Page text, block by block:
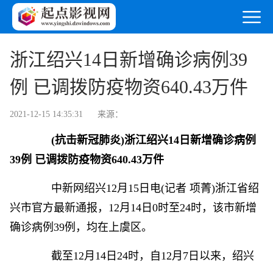
浙江绍兴14日新增确诊病例39
例 已调拨防疫物资640.43万件
2021-12-15 14:35:31 来源：
(抗击新冠肺炎)浙江绍兴14日新增确诊病例
39例 已调拨防疫物资640.43万件
中新网绍兴12月15日电(记者 项菁)浙江省绍
兴市官方最新通报，12月14日0时至24时，该市新增
确诊病例39例，均在上虞区。
截至12月14日24时，自12月7日以来，绍兴